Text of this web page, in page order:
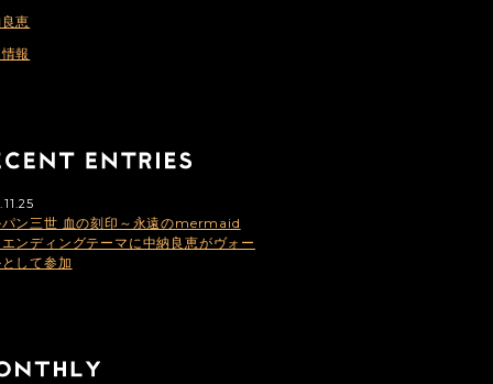
恵
報
パン三世 血の刻印～永遠のmermaid
エンディングテーマに中納良恵がヴォー
して参加